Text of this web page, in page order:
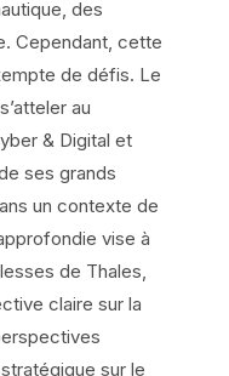
des
Cependant, cette
de défis. Le
au
& Digital et
ses grands
un contexte de
vise à
de Thales,
claire sur la
sur le